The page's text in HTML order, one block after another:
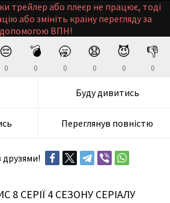
трейлер або плеєр не працює, тоді
або змініть країну перегляду за
допомогою ВПН!
😔
0
💣
0
🥱
0
😧
0
😈
0
👎
0
Буду дивитись
Переглянув повністю
друзями!
СЕРІЇ 4 СЕЗОНУ СЕРІАЛУ